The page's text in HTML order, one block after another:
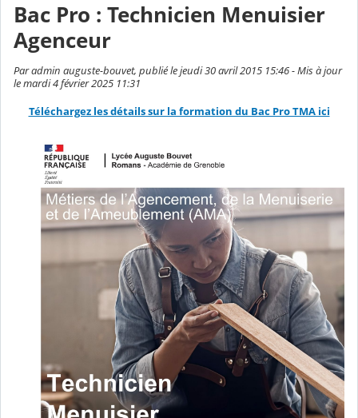
Bac Pro : Technicien Menuisier
Agenceur
Par admin auguste-bouvet, publié le jeudi 30 avril 2015 15:46 - Mis à jour
le mardi 4 février 2025 11:31
Téléchargez les détails sur la formation du Bac Pro TMA ici